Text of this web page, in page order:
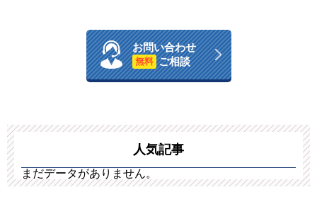
お問い合わせ
無料 ご相談
人気記事
まだデータがありません。